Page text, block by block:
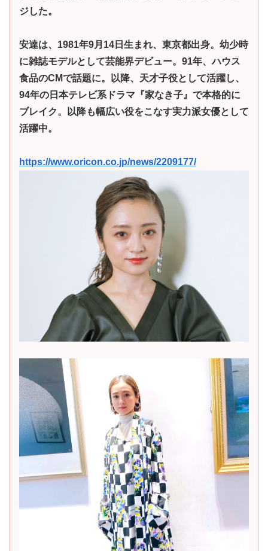
ジした。
安達は、1981年9月14日生まれ、東京都出身。幼少時
に雑誌モデルとして芸能界デビュー。91年、ハウス
食品のCMで話題に。以降、天才子役として活躍し、
94年の日本テレビ系ドラマ『家なき子』で本格的に
ブレイク。以降も幅広い役をこなす実力派女優として
活躍中。
https://www.oricon.co.jp/news/2209177/